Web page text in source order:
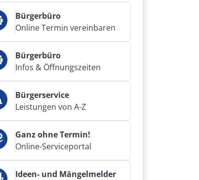
Bürgerbüro
Online Termin vereinbaren
Bürgerbüro
Infos & Öffnungszeiten
Bürgerservice
Leistungen von A-Z
Ganz ohne Termin!
Online-Serviceportal
Ideen- und Mängelmelder